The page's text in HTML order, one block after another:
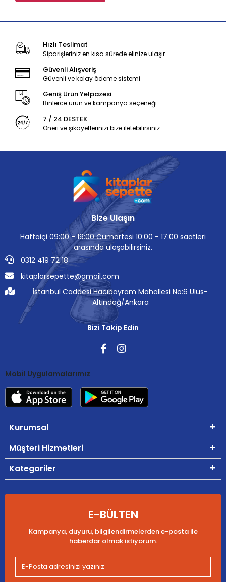
Hızlı Teslimat
Siparişleriniz en kısa sürede elinize ulaşır.
Güvenli Alışveriş
Güvenli ve kolay ödeme sistemi
Geniş Ürün Yelpazesi
Binlerce ürün ve kampanya seçeneği
7 / 24 DESTEK
Öneri ve şikayetlerinizi bize iletebilirsiniz.
Bize Ulaşın
Haftaiçi 09:00 - 19:00 Cumartesi 10:00 - 17:00 saatleri
arasında ulaşabilirsiniz.
0312 419 72 18
kitaplarsepette@gmail.com
İstanbul Caddesi Hacıbayram Mahallesi No:6 Ulus-
Altındağ/Ankara
Bizi Takip Edin
Mobil Uygulamalarımız
Kurumsal
Müşteri Hizmetleri
Kategoriler
E-BÜLTEN
Kampanya, duyuru, bilgilendirmelerden e-posta ile
haberdar olmak istiyorum.